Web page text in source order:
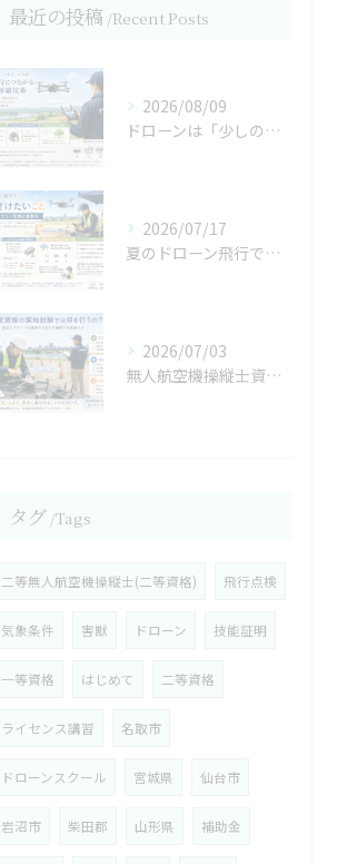
最近の投稿 Recent Posts
2026/08/09
ドローンは「少しの操作」が大切｜安定飛行につながる繊細な操縦技術【宮城県仙台市・名取市 ドローンスクール】
2026/07/17
夏のドローン飛行で気を付けたいこと,バッテリー管理の重要性【宮城県仙台市・名取市ドローンスクール】
2026/07/03
無人航空機操縦士資格の保有メリットは③／３【宮城県仙台市・名取市 ドローンスクール】
タグ Tags
二等無人航空機操縦士(二等資格) 飛行点検
気象条件 害獣 ドローン 技能証明
一等資格 はじめて 二等資格
ライセンス講習 名取市
ドローンスクール 宮城県 仙台市
岩沼市 柴田郡 山形県 補助金